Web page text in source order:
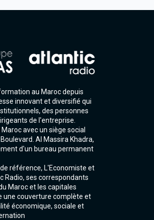
au Maroc depuis
innovant et diversifié qui
des personnes
de l'entreprise.
avec un siège social
Al Massira Khadra,
d'un bureau permanent
référence, L'Economiste et
Radio, ses correspondants
Maroc et les capitales
une couverture complète et
économique, sociale et